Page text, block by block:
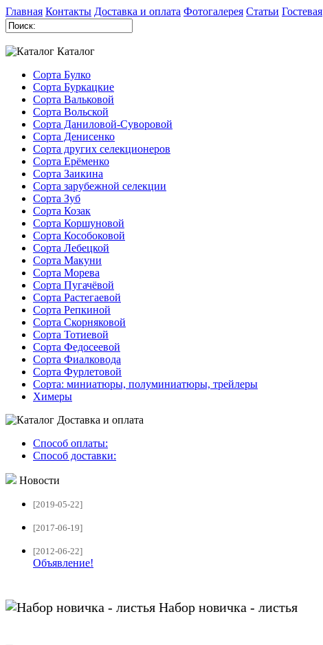
Главная Контакты Доставка и оплата Фотогалерея Статьи Гостевая
Каталог
Сорта Булко
Сорта Буркацкие
Сорта Вальковой
Сорта Вольской
Сорта Даниловой-Суворовой
Сорта Денисенко
Сорта других селекционеров
Сорта Ерёменко
Сорта Заикина
Сорта зарубежной селекции
Сорта Зуб
Сорта Козак
Сорта Коршуновой
Сорта Кособоковой
Сорта Лебецкой
Сорта Макуни
Сорта Морева
Сорта Пугачёвой
Сорта Растегаевой
Сорта Репкиной
Сорта Скорняковой
Сорта Тотиевой
Сорта Федосеевой
Сорта Фиалковода
Сорта Фурлетовой
Сорта: миниатюры, полуминиатюры, трейлеры
Химеры
Доставка и оплата
Способ оплаты:
Способ доставки:
Новости
[2019-05-22]
[2017-06-19]
[2012-06-22]
Объявление!
Набор новичка - листья